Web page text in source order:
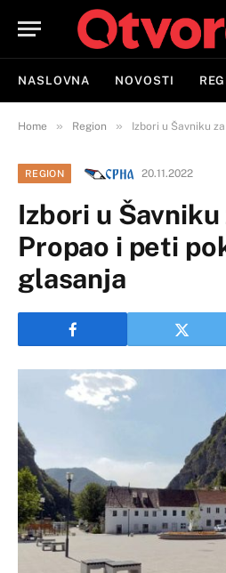
NASLOVNA NOVOSTI
Home » Region » Izbori u Šavniku za
REGION 20.11.2022
Izbori u Šavniku
Propao i peti
glasanja